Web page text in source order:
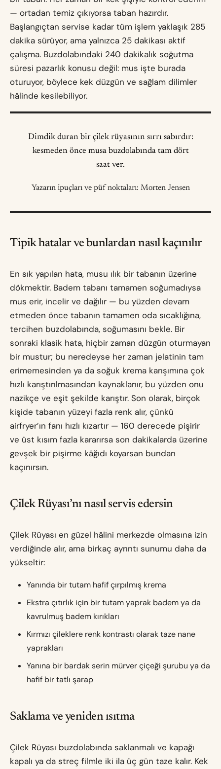
— ortadan temiz çıkıyorsa taban hazırdır.
Başlangıçtan servise kadar tüm işlem yaklaşık 285
dakika sürüyor, ama yalnızca 25 dakikası aktif
çalışma. Buzdolabındaki 240 dakikalık soğutma
süresi pazarlık konusu değil: mus işte burada
oturuyor, böylece kek düzgün ve sağlam dilimler
hâlinde kesilebiliyor.
Dimdik duran bir çilek rüyasının sırrı sabırdır:
kesmeden önce musa buzdolabında tam dört
saat ver.
Yazarın ipuçları ve püf noktaları: Morten Jensen
Tipik hatalar ve bunlardan nasıl kaçınılır
En sık yapılan hata, musu ılık bir tabanın üzerine
dökmektir. Badem tabanı tamamen soğumadıysa
mus erir, incelir ve dağılır — bu yüzden devam
etmeden önce tabanın tamamen oda sıcaklığına,
tercihen buzdolabında, soğumasını bekle. Bir
sonraki klasik hata, hiçbir zaman düzgün oturmayan
bir mustur; bu neredeyse her zaman jelatinin tam
erimemesinden ya da soğuk krema karışımına çok
hızlı karıştırılmasından kaynaklanır, bu yüzden onu
nazikçe ve eşit şekilde karıştır. Son olarak, birçok
kişide tabanın yüzeyi fazla renk alır, çünkü
airfryer’ın fanı hızlı kızartır — 160 derecede pişirir
ve üst kısım fazla kararırsa son dakikalarda üzerine
gevşek bir pişirme kâğıdı koyarsan bundan
kaçınırsın.
Çilek Rüyası’nı nasıl servis edersin
Çilek Rüyası en güzel hâlini merkezde olmasına izin
verdiğinde alır, ama birkaç ayrıntı sunumu daha da
yükseltir:
Yanında bir tutam hafif çırpılmış krema
Ekstra çıtırlık için bir tutam yaprak badem ya da
kavrulmuş badem kırıkları
Kırmızı çileklere renk kontrastı olarak taze nane
yaprakları
Yanına bir bardak serin mürver çiçeği şurubu ya da
hafif bir tatlı şarap
Saklama ve yeniden ısıtma
Çilek Rüyası buzdolabında saklanmalı ve kapağı
kapalı ya da streç filmle iki ila üç gün taze kalır. Kek